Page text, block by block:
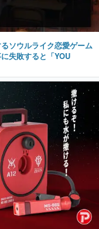
ソウルライク恋愛ゲーム
失敗すると「YOU